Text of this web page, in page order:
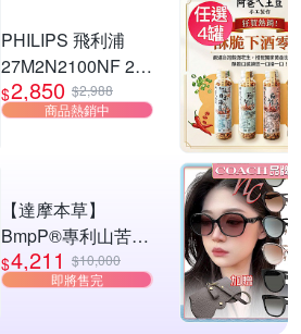
PHILIPS 飛利浦
27M2N2100NF 27
型 IPS FHD 144Hz
電競螢幕
$2,850 $2,988
商品熱銷中
【達摩本草】
BmpP®專利山苦瓜
胜肽x5盒(90顆/盒、
共450顆)
$4,211 $10,000
即將售完